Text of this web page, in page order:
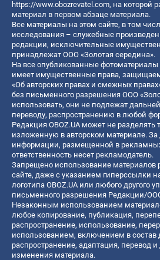
https://www.obozrevatel.com, на которой
материал в первом абзаце материала.
Все материалы на этом сайте, в том
исследования – служебные
редакции, исключительные
принадлежат ООО «Золотая середина».
На все опубликованные фотоматериалы
имеет имущественные права,
«Об авторских правах и смежных
без письменного разрешения ООО
использовать, они не подлежат
переводу, распространению в любой
Редакция OBOZ.UA может не разделять
изложенную в авторском материале. За
информации, размещенной в
ответственность несет рекламодатель.
Запрещено использование
сайте, даже с указанием гиперссылки
логотипа OBOZ.UA или любого другого
письменного разрешения Редакции/
Незаконным использованием
любое копирование, публикация,
распространение, использование,
использованием, включением в состав
распространение, адаптация, перевод
изменения материала.